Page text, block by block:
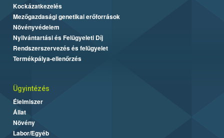
Kockázatkezelés
Mezőgazdasági genetikai erőforrások
Növényvédelem
Nyilvántartási és Felügyeleti Díj
Rendszerszervezés és felügyelet
Termékpálya-ellenőrzés
Ügyintézés
Élelmiszer
Állat
Növény
Labor/Egyéb